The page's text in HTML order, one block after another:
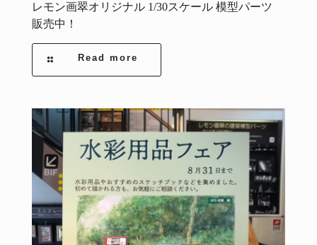
レモン画翠オリジナル 1/30スケール 模型パーツ
販売中！
Read more